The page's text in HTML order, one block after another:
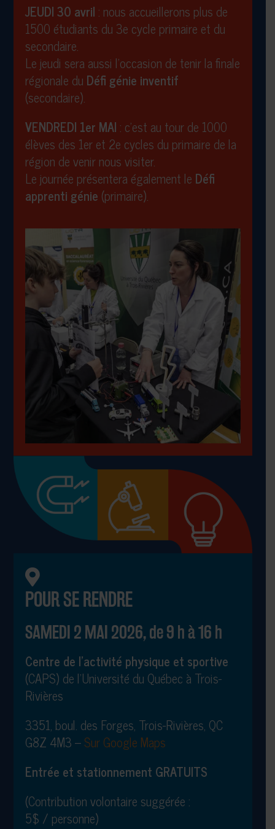
JEUDI 30 avril : nous accueillerons plus de
1500 étudiants du 3e cycle primaire et du
secondaire.
Le jeudi sera aussi l’occasion de tenir la finale
régionale du Défi génie inventif
(secondaire).
VENDREDI 1er MAI : c’est au tour de 1000
élèves des 1er et 2e cycles du primaire de la
région de venir nous visiter.
Le journée présentera également le Défi
apprenti génie (primaire).
POUR SE RENDRE
SAMEDI 2 MAI 2026, de 9 h à 16 h
Centre de l’activité physique et sportive
(CAPS) de l’Université du Québec à Trois-
Rivières
3351, boul. des Forges, Trois-Rivières, QC
G8Z 4M3 –Sur Google Maps
Entrée et stationnement GRATUITS
(Contribution volontaire suggérée :
5$ / personne)